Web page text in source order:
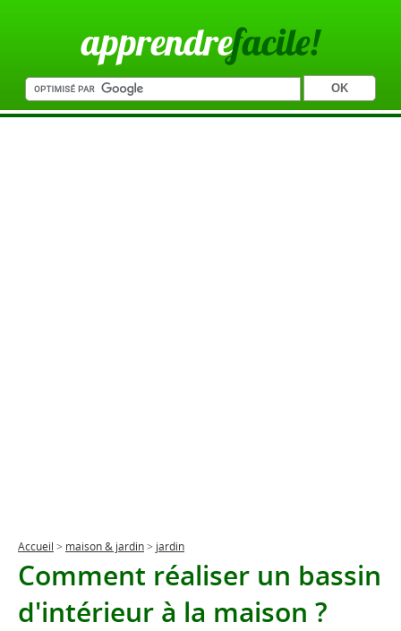
apprendrefacile!
Accueil > maison & jardin> jardin
Comment réaliser un bassin
d'intérieur à la maison ?